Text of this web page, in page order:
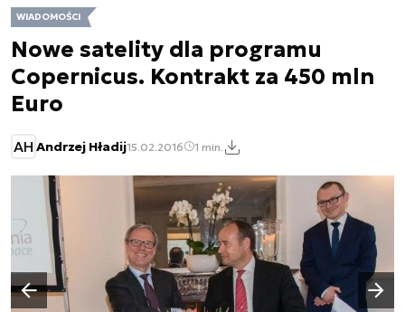
WIADOMOŚCI
Nowe satelity dla programu
Copernicus. Kontrakt za 450 mln
Euro
AH Andrzej Hładij15.02.2016 1 min.
Poprzedni slajd
Następny slajd